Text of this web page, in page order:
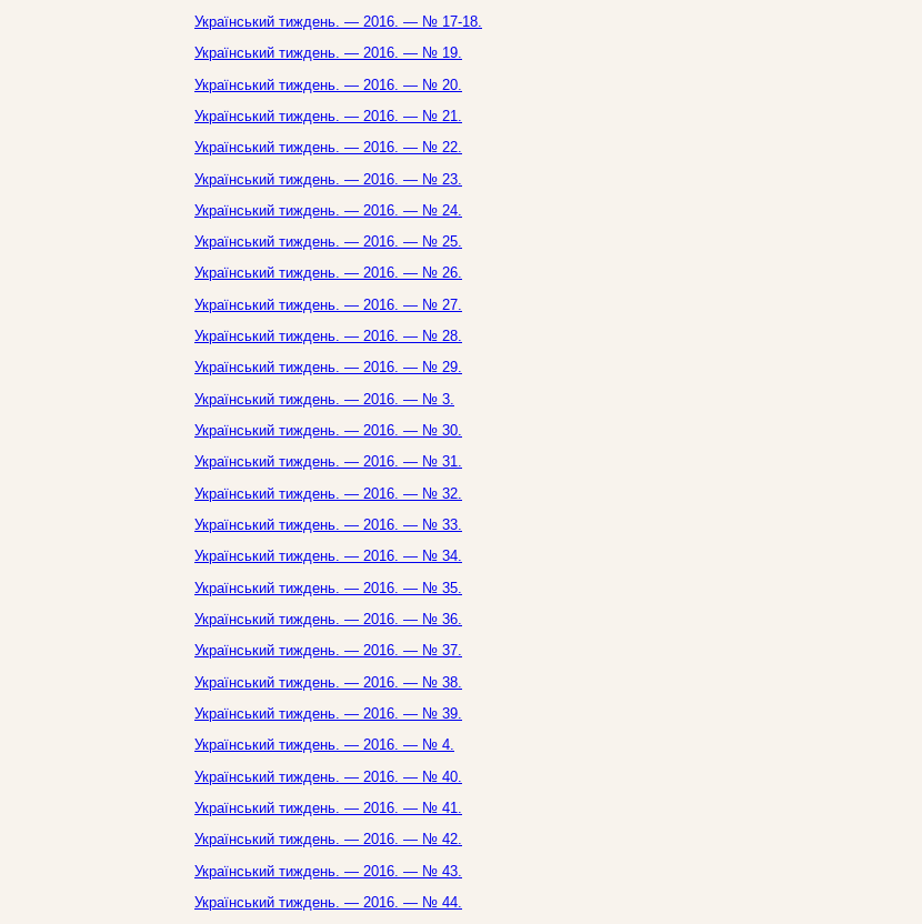
Український тиждень. — 2016. — № 17-18.
Український тиждень. — 2016. — № 19.
Український тиждень. — 2016. — № 20.
Український тиждень. — 2016. — № 21.
Український тиждень. — 2016. — № 22.
Український тиждень. — 2016. — № 23.
Український тиждень. — 2016. — № 24.
Український тиждень. — 2016. — № 25.
Український тиждень. — 2016. — № 26.
Український тиждень. — 2016. — № 27.
Український тиждень. — 2016. — № 28.
Український тиждень. — 2016. — № 29.
Український тиждень. — 2016. — № 3.
Український тиждень. — 2016. — № 30.
Український тиждень. — 2016. — № 31.
Український тиждень. — 2016. — № 32.
Український тиждень. — 2016. — № 33.
Український тиждень. — 2016. — № 34.
Український тиждень. — 2016. — № 35.
Український тиждень. — 2016. — № 36.
Український тиждень. — 2016. — № 37.
Український тиждень. — 2016. — № 38.
Український тиждень. — 2016. — № 39.
Український тиждень. — 2016. — № 4.
Український тиждень. — 2016. — № 40.
Український тиждень. — 2016. — № 41.
Український тиждень. — 2016. — № 42.
Український тиждень. — 2016. — № 43.
Український тиждень. — 2016. — № 44.